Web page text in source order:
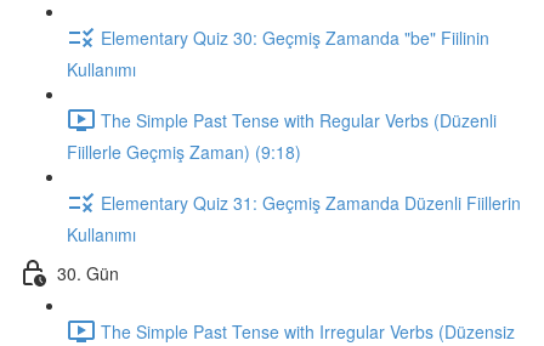
Elementary Quiz 30: Geçmiş Zamanda "be" Fiilinin
Kullanımı
The Simple Past Tense with Regular Verbs (Düzenli
Fiillerle Geçmiş Zaman) (9:18)
Elementary Quiz 31: Geçmiş Zamanda Düzenli Fiillerin
Kullanımı
30. Gün
The Simple Past Tense with Irregular Verbs (Düzensiz